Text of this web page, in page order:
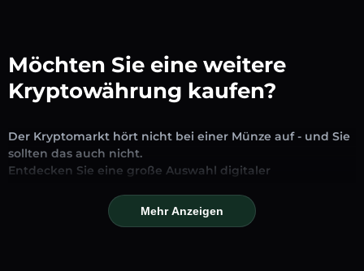
Möchten Sie eine weitere
Kryptowährung kaufen?
Der Kryptomarkt hört nicht bei einer Münze auf - und Sie
sollten das auch nicht.
Entdecken Sie eine große Auswahl digitaler
Austausch und Handel verfügbar sind. Ob etablierte
Stablecoins, vielversprechende Altcoins oder trendige
Mehr Anzeigen